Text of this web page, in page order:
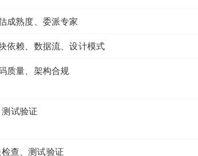
成熟度、委派专家
依赖、数据流、设计模式
质量、架构合规
试验证
查、测试验证